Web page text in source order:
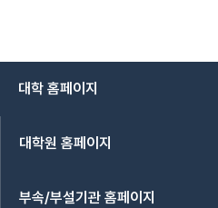
대학 홈페이지
대학원 홈페이지
부속/부설기관 홈페이지